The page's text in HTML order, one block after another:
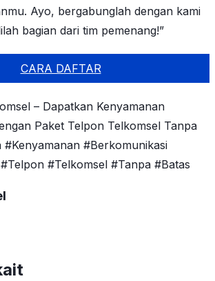
Ayo, bergabunglah dengan kami
bagian dari tim pemenang!”
CARA DAFTAR
– Dapatkan Kenyamanan
Paket Telpon Telkomsel Tanpa
#Kenyamanan #Berkomunikasi
#Telkomsel #Tanpa #Batas